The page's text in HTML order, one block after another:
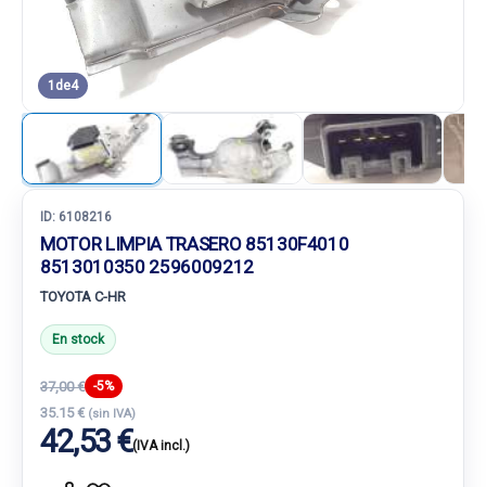
1 de4
ID: 6108216
MOTOR LIMPIA TRASERO 85130F4010
8513010350 2596009212
TOYOTA C-HR
En stock
37,00 € -5%
35.15 € (sin IVA)
42,53 €(IVA incl.)